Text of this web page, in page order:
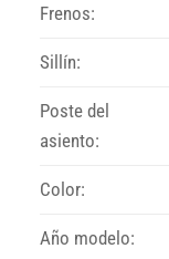
Frenos:
Sillín:
Poste del
asiento:
Color:
Año modelo: